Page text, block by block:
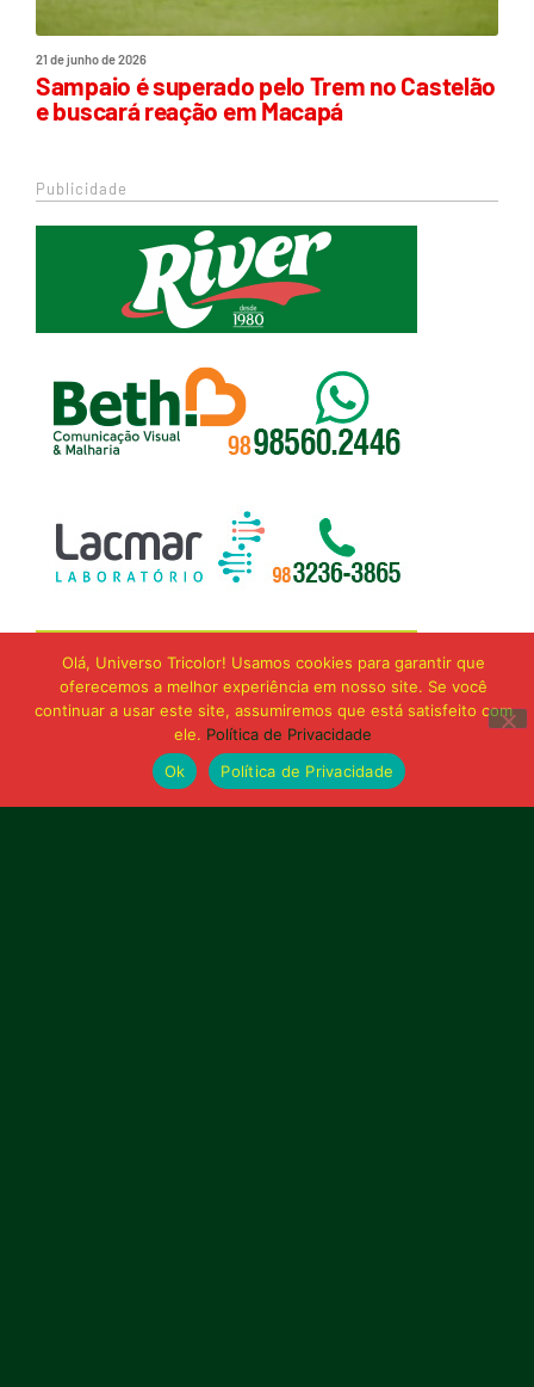
21 de junho de 2026
Sampaio é superado pelo Trem no Castelão
e buscará reação em Macapá
Publicidade
Olá, Universo Tricolor! Usamos cookies para garantir que
oferecemos a melhor experiência em nosso site. Se você
continuar a usar este site, assumiremos que está satisfeito com
ele. Política de Privacidade
Ok
Política de Privacidade